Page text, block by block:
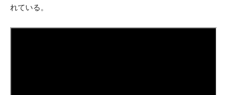
れている。